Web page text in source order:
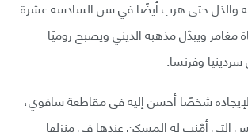
والذل حتى هرب أيضًا في سن السادسة عشرة
ويبدّل مذهبه الديني ويصبح روميًا
وفرنسا.
شخصًا أحسن إليه في مقاطعة سافوي،
التي أمّنت له المسكن عندها في منزلها